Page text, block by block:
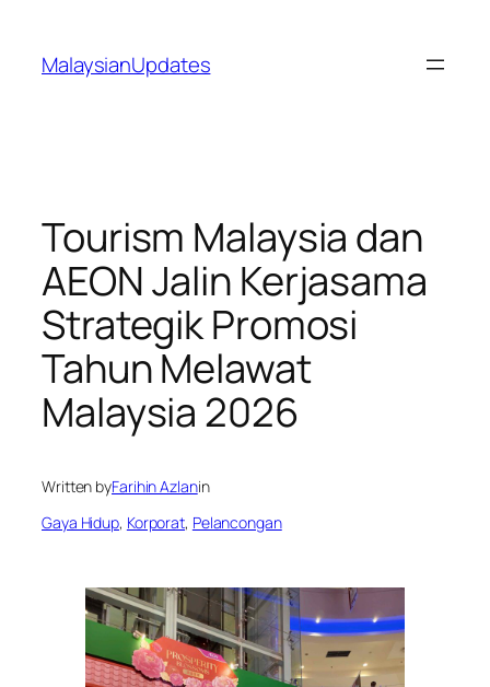
content
MalaysianUpdates
Tourism Malaysia dan
AEON Jalin Kerjasama
Strategik Promosi
Tahun Melawat
Malaysia 2026
Written byFarihin Azlanin
Gaya Hidup, Korporat, Pelancongan